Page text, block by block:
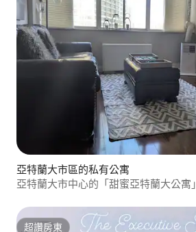
亞特蘭大市區的私有公寓
亞特蘭大市中心的「甜蜜亞特蘭大公寓」
超讚房東